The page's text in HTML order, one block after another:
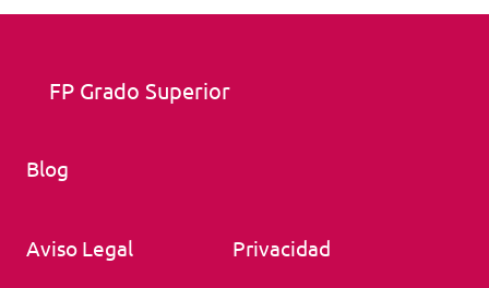
FP Grado Superior
Blog
Aviso Legal Privacidad